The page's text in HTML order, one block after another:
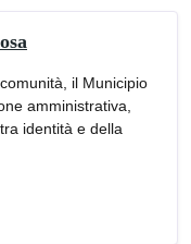
il Municipio
amministrativa,
identità e della